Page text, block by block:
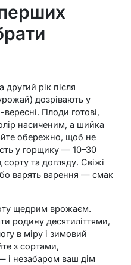
другий рік після
дозрівають у
Плоди готові,
насиченим, а шийка
обережно, щоб не
у горщику — 10–30
та догляду. Свіжі
варять варення — смак
щедрим врожаєм.
родину десятиліттями,
в міру і зимовий
з сортами,
і незабаром ваш дім